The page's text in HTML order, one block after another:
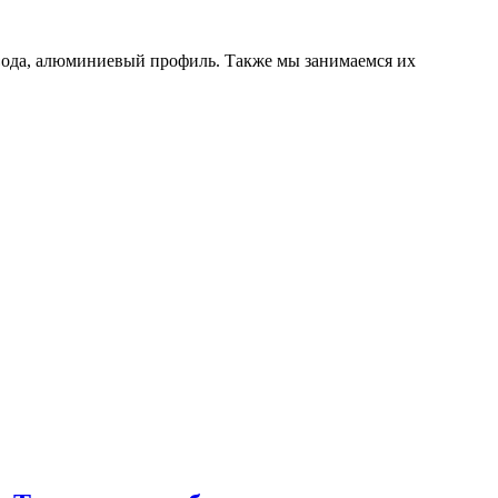
алюминиевый профиль. Также мы занимаемся их